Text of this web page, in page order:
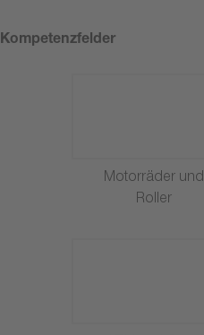
Kompetenzfelder
Motorräder und
Roller